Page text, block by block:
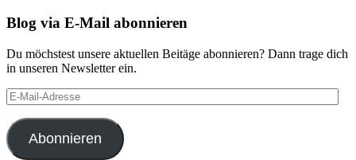
Blog via E-Mail abonnieren
Du möchstest unsere aktuellen Beitäge abonnieren? Dann trage dich
in unseren Newsletter ein.
E-
Mail-
Adresse
Abonnieren